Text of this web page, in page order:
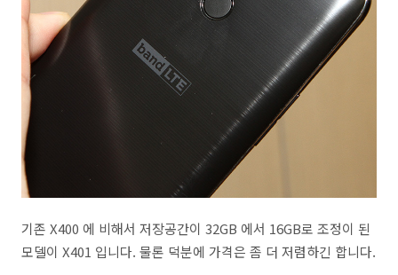
기존 X400 에 비해서 저장공간이 32GB 에서 16GB로 조정이 된
모델이 X401 입니다. 물론 덕분에 가격은 좀 더 저렴하긴 합니다.